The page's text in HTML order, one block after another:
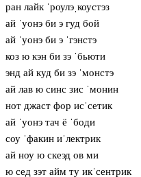
ран лайк ˈроулэˌкоустэз
ай ˈуонэ би э гуд бой
ай ˈуонэ би э ˈгэнстэ
коз ю кэн би зэ ˈбьюти
энд ай куд би зэ ˈмонстэ
ай лав ю синс зис ˈмонин
нот джаст фор исˈсетик
ай ˈуонэ тач ё ˈбоди
соу ˈфакин иˈлектрик
ай ноу ю скеэд ов ми
ю сед зэт айм ту икˈсентрик